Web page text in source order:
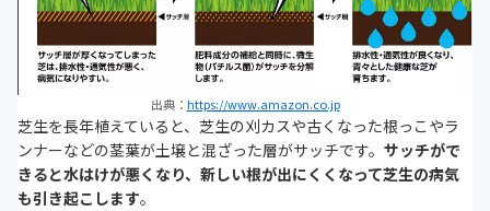
出典： https://www.amazon.co.jp
芝生を長年植えていると、芝生の刈カスや古くなった根っこやラ
ンナーなどの茎葉が土壌と混ざった層がサッチです。 サッチがで
きると水はけが悪くなり、新しい根が出にくくなって芝生の病気
も引き起こします。